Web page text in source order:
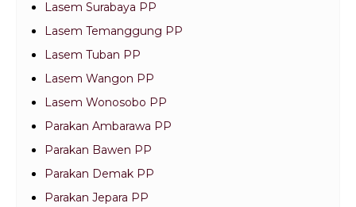
Lasem Surabaya PP
Lasem Temanggung PP
Lasem Tuban PP
Lasem Wangon PP
Lasem Wonosobo PP
Parakan Ambarawa PP
Parakan Bawen PP
Parakan Demak PP
Parakan Jepara PP